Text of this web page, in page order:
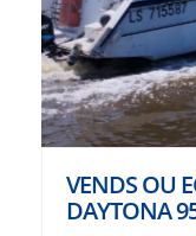
VENDS OU
DAYTONA